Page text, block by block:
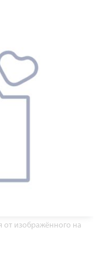
от изображённого на